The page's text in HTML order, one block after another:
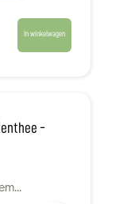
In winkelwagen
-